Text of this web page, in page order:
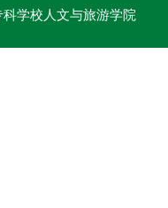
学校人文与旅游学院